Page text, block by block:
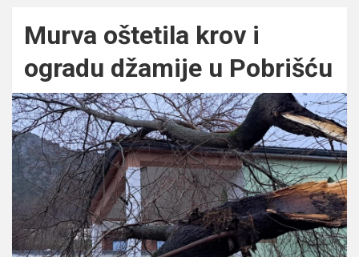
Murva oštetila krov i
ogradu džamije u Pobrišću